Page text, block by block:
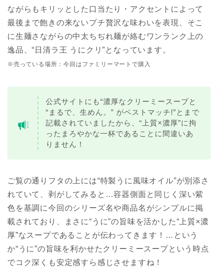
ながらもキリッとした口当たり・アクセントによって
最後まで飽きの来ないプチ贅沢な味わいを表現、そこ
に生麺さながらの中太ちぢれ麺が絡むワンランク上の
逸品、“日清ラ王 うにクリ”となっています。
※売っている場所：今回はファミリーマートで購入
公式サイトにも“濃厚なクリーミースープと
“まるで、生めん。” がベストマッチ!”とまで
記載されていましたから、“上質×濃厚”に拘
ったまろやかな一杯であることに間違いあ
りません！
ご覧の通りフタの上には“特製うに風味オイル”が別添さ
れていて、剥がしてみると…容器側面と同じく深い紫
色を基調に今回のシリーズ名や商品名がシンプルに掲
載されており、まさに“うに”の旨味を活かした“上質×濃
厚”なスープであることが伝わってきます！…という
か“うに”の旨味を利かせたクリーミースープという時点
でコク深くも安定感すら感じさせますね！